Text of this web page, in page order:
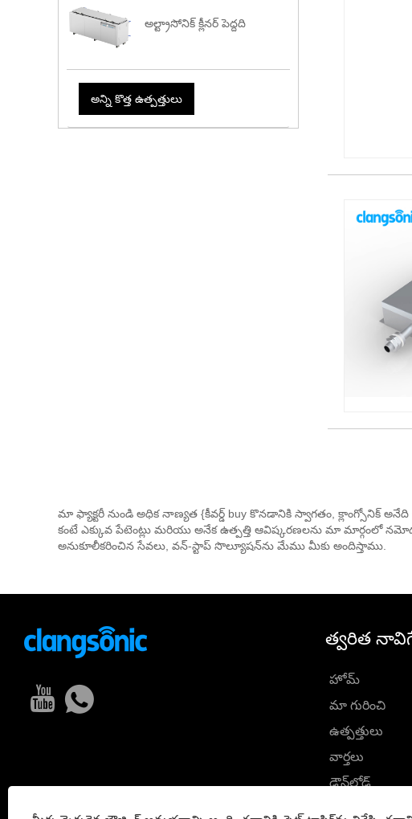
అల్ట్రాసోనిక్ క్లీనర్ పెద్దది
అన్ని కొత్త ఉత్పత్తులు
మా ఫ్యాక్టరీ నుండి అధిక నాణ్యత {కీవర్డ్ buy కొనడానికి స్వాగతం, క్లాంగ్సోనిక్
కంటే ఎక్కువ పేటెంట్లు మరియు అనేక ఉత్పత్తి ఆవిష్కరణలను మా
అనుకూలీకరించిన సేవలు, వన్-స్టాప్ సొల్యూషన్‌ను మేము మీకు అందిస్తాము.
త్వరిత
హోమ్
మా గురించి
ఉత్పత్తులు
వార్తలు
డౌన్‌లోడ్